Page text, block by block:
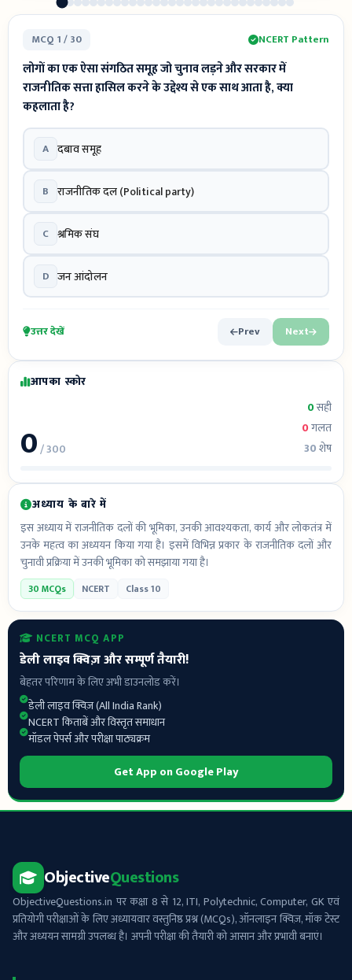
MCQ 1 / 30 NCERT Pattern
लोगों का एक ऐसा संगठित समूह जो चुनाव लड़ने और सरकार में
राजनीतिक सत्ता हासिल करने के उद्देश्य से एक साथ आता है, क्या
कहलाता है?
A दबाव समूह
B राजनीतिक दल (Political party)
C श्रमिक संघ
D जन आंदोलन
उत्तर देखें Prev Next
आपका स्कोर
0/ 300
0सही
0गलत
30शेष
अध्याय के बारे में
इस अध्याय में राजनीतिक दलों की भूमिका, उनकी आवश्यकता, कार्य और लोकतंत्र में
उनके महत्व का अध्ययन किया गया है। इसमें विभिन्न प्रकार के राजनीतिक दलों और
चुनावी प्रक्रिया में उनकी भूमिका को समझाया गया है।
30 MCQs NCERT Class 10
NCERT MCQ APP
डेली लाइव क्विज़ और सम्पूर्ण तैयारी!
बेहतर परिणाम के लिए अभी डाउनलोड करें।
डेली लाइव क्विज़ (All India Rank)
NCERT किताबें और विस्तृत समाधान
मॉडल पेपर्स और परीक्षा पाठ्यक्रम
Get App on Google Play
ObjectiveQuestions
ObjectiveQuestions.in पर कक्षा 8 से 12, ITI, Polytechnic, Computer, GK एवं
प्रतियोगी परीक्षाओं के लिए अध्यायवार वस्तुनिष्ठ प्रश्न (MCQs), ऑनलाइन क्विज़, मॉक टेस्ट
और अध्ययन सामग्री उपलब्ध है। अपनी परीक्षा की तैयारी को आसान और प्रभावी बनाएं।